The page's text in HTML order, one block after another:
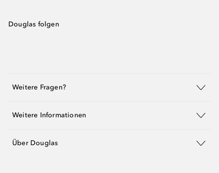
Douglas folgen
Weitere Fragen?
Weitere Informationen
Über Douglas